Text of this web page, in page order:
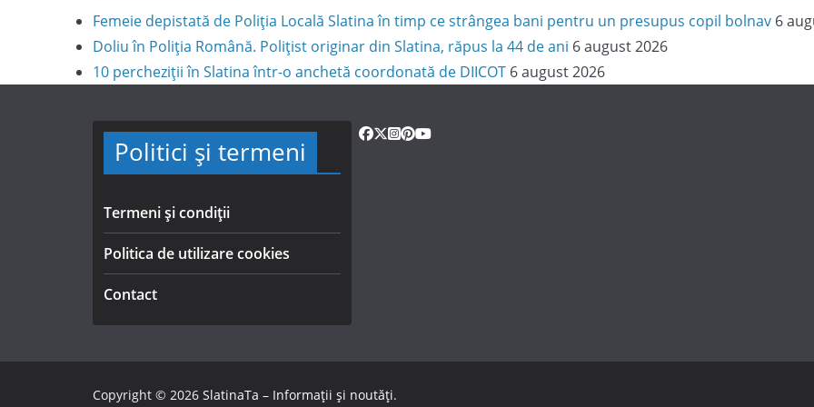
Femeie depistată de Poliția Locală Slatina în timp ce strângea bani pentru un presupus copil bolnav 6
Doliu în Poliția Română. Polițist originar din Slatina, răpus la 44 de ani 6 august 2026
10 percheziții în Slatina într-o anchetă coordonată de DIICOT 6 august 2026
Politici și termeni
Termeni și condiții
Politica de utilizare cookies
Contact
Copyright © 2026 SlatinaTa – Informații și noutăți.